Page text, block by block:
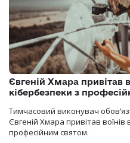
Євгеній Хмара привітав
кібербезпеки з
Тимчасовий виконувач
Євгеній Хмара привітав воїнів
професійним святом.